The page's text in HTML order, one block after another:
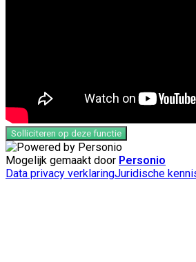
Solliciteren op deze functie
Mogelijk gemaakt door Personio
Data privacy verklaringJuridische